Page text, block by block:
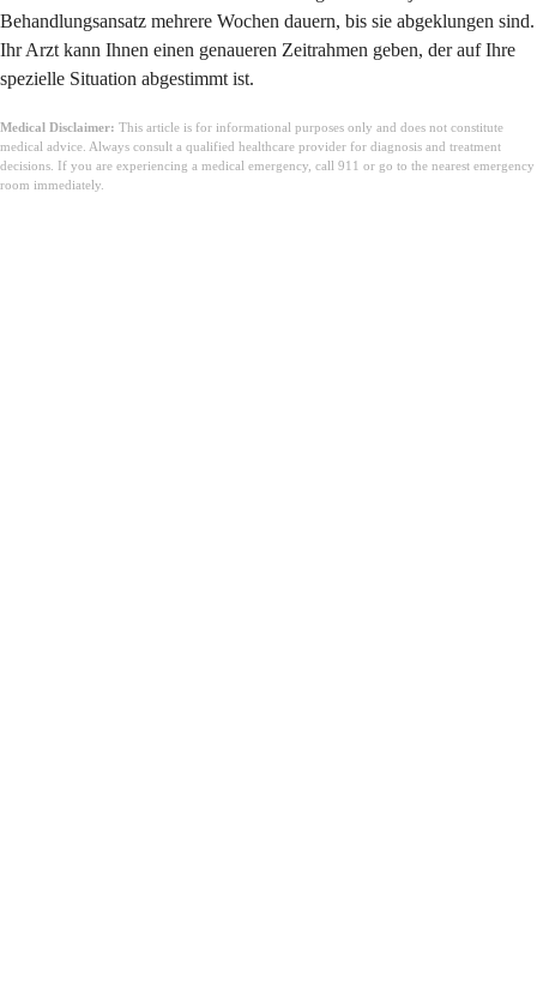
Behandlungsansatz mehrere Wochen dauern, bis sie abgeklungen sind.
Ihr Arzt kann Ihnen einen genaueren Zeitrahmen geben, der auf Ihre
spezielle Situation abgestimmt ist.
Medical Disclaimer: This article is for informational purposes only and does not constitute
medical advice. Always consult a qualified healthcare provider for diagnosis and treatment
decisions. If you are experiencing a medical emergency, call 911 or go to the nearest emergency
room immediately.